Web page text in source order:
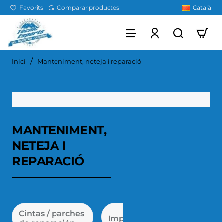
Favorits Comparar productes Català
Inici homeManteniment, neteja i reparació
MANTENIMENT,
NETEJA I
REPARACIÓ
Cintas / parches
Impermeabilitzant